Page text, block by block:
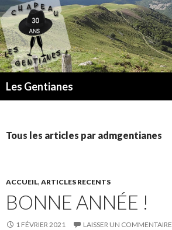
Les Gentianes
Tous les articles par admgentianes
ACCUEIL, ARTICLES RECENTS
BONNE ANNÉE !
1 FÉVRIER 2021 LAISSER UN COMMENTAIRE